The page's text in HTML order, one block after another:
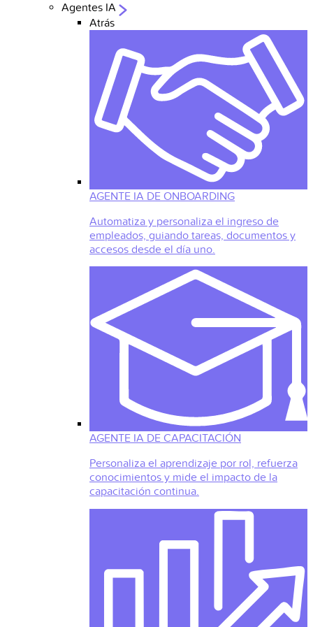
Agentes IA
Atrás
AGENTE IA DE ONBOARDING
Automatiza y personaliza el ingreso de
empleados, guiando tareas, documentos y
accesos desde el día uno.
AGENTE IA DE CAPACITACIÓN
Personaliza el aprendizaje por rol, refuerza
conocimientos y mide el impacto de la
capacitación continua.